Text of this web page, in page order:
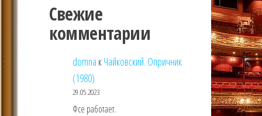
Свежие
комментарии
domna кЧайковский. Опричник
(1980)
29.05.2023
Фсе работает.